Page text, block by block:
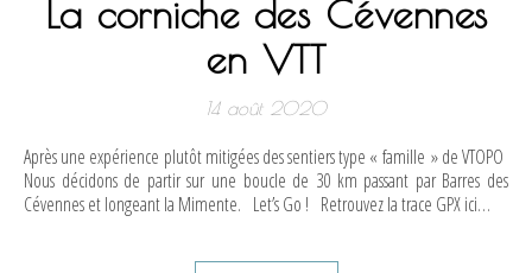
La corniche des Cévennes
en VTT
14 août 2020
Après une expérience plutôt mitigées des sentiers type « famille » de VTOPO
Nous décidons de partir sur une boucle de 30 km passant par Barres des
Cévennes et longeant la Mimente. Let’s Go ! Retrouvez la trace GPX ici…